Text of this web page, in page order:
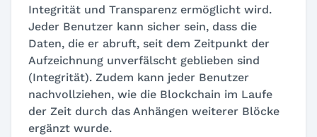
Integrität und Transparenz ermöglicht wird.
Jeder Benutzer kann sicher sein, dass die
Daten, die er abruft, seit dem Zeitpunkt der
Aufzeichnung unverfälscht geblieben sind
(Integrität). Zudem kann jeder Benutzer
nachvollziehen, wie die Blockchain im Laufe
der Zeit durch das Anhängen weiterer Blöcke
ergänzt wurde.